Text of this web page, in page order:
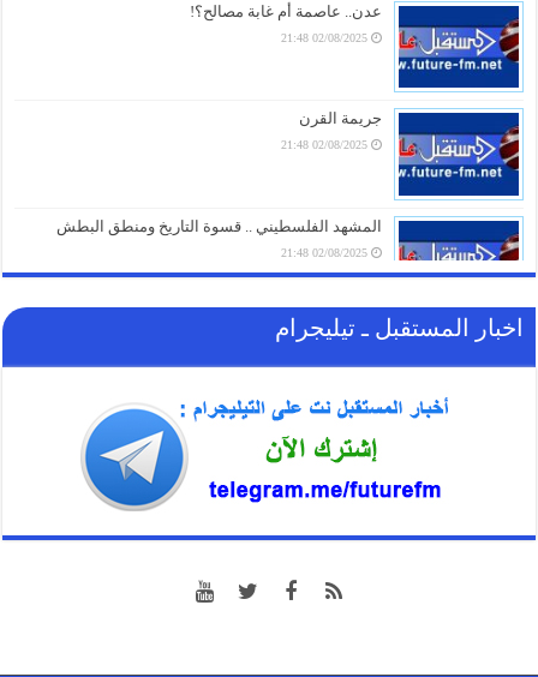
عدن.. عاصمة أم غابة مصالح؟!
02/08/2025 21:48
جريمة القرن
02/08/2025 21:48
المشهد الفلسطيني .. قسوة التاريخ ومنطق البطش
02/08/2025 21:48
اخبار المستقبل ـ تيليجرام